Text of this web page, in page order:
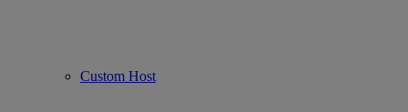
Custom Host